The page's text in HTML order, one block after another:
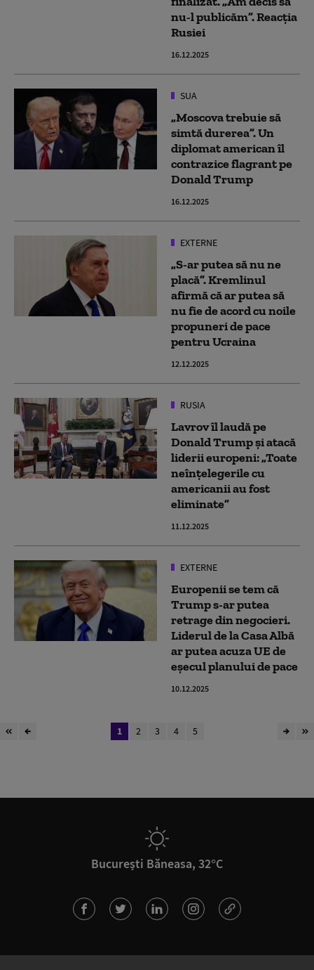
nu-l publicăm”. Reacția
Rusiei
16.12.2025
SUA
„Moscova trebuie să
simtă durerea”. Un
diplomat american îl
contrazice flagrant pe
Donald Trump
16.12.2025
EXTERNE
„S-ar putea să nu ne
placă”. Kremlinul
afirmă că ar putea să
nu fie de acord cu noile
propuneri de pace
pentru Ucraina
12.12.2025
RUSIA
Lavrov îl laudă pe
Donald Trump și atacă
liderii europeni: „Toate
neînțelegerile cu
americanii au fost
eliminate”
11.12.2025
EXTERNE
Europenii se tem că
Trump s-ar putea
retrage din negocieri.
Liderul de la Casa Albă
ar putea acuza UE de
eșecul planului de pace
10.12.2025
1 2 3 4 5
București Băneasa, 32°C